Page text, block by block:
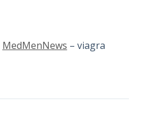
MedMenNews – viagra